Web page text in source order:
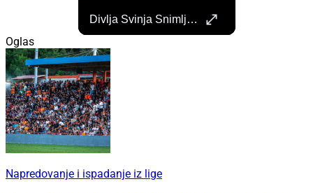
Divlja Svinja Snimljena Uz More U Primoštenu
Oglas
Napredovanje i ispadanje iz lige